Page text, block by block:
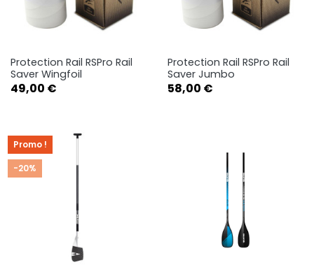
Protection Rail RSPro Rail
Saver Wingfoil
Prix
49,00 €
Protection Rail RSPro Rail
Saver Jumbo
Prix
58,00 €
Promo !
-20%